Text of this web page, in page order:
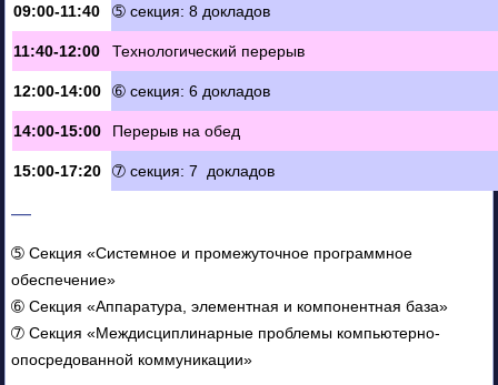
09:00-11:40 ➄ секция: 8 докладов
11:40-12:00 Технологический перерыв
12:00-14:00 ➅ секция: 6 докладов
14:00-15:00 Перерыв на обед
15:00-17:20 ➆ секция: 7 докладов
—
➄ Секция «Системное и промежуточное программное
обеспечение»
➅ Секция «Аппаратура, элементная и компонентная база»
➆ Секция «Междисциплинарные проблемы компьютерно-
опосредованной коммуникации»